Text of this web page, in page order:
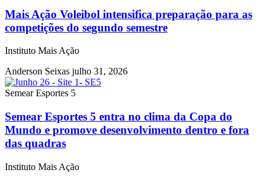
Mais Ação Voleibol intensifica preparação para as
competições do segundo semestre
Instituto Mais Ação
Anderson Seixas julho 31, 2026
Semear Esportes 5
Semear Esportes 5 entra no clima da Copa do
Mundo e promove desenvolvimento dentro e fora
das quadras
Instituto Mais Ação